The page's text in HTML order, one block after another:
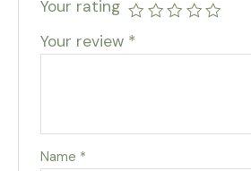
Your rating
Your review *
Name *